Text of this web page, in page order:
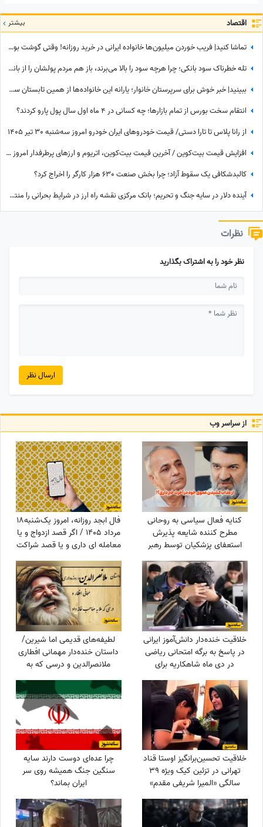
اقتصاد بیشتر
تماشا کنید| فریب خوردن میلیون‌ها خانواده ایرانی در خرید روزانه! وقتی گوشت بوفالو به جای گوشت گوساله سر از سفره مردم درمی‌آورد!
تله خطرناک سود بانکی؛ چرا هرچه سود را بالا می‌برند، باز هم مردم پولشان را از بانکها برمی‌دارند؟
ببینید| خبر خوش برای سرپرستان خانوار؛ یارانه این خانواده‌ها از همین تابستان سه برابر می‌شود!
انتقام سخت بورس از تمام بازارها؛ چه کسانی در 4 ماه اول سال پول پارو کردند؟
از رانا پلاس تا تارا دستی/ قیمت خودرو‌های ایران خودرو امروز سه‌شنبه 30 تیر 1405
افزایش قیمت بیت‌کوین / آخرین قیمت بیت‌‌کوین، اتریوم و ارزهای پرطرفدار امروز سه‌شنبه 30 تیر 1405
کالبدشکافی یک سقوط آزاد؛ چرا بخش صنعت 630 هزار کارگر را اخراج کرد؟
آینده دلار در سایه جنگ و تحریم؛ بانک مرکزی نقشه راه ارز در شرایط بحرانی را منتشر کرد
نظرات
نظر خود را به اشتراک بگذارید
ارسال نظر
از سراسر وب
کنایه فعال سیاسی به روحانی
مطرح کننده شایعه پذیرش
استعفای پزشکیان توسط رهبر
بیت رهبری جلوگیری نکردی؟
فال ابجد روزانه، امروز یک‌شنبه18
مرداد 1405 / اگر قصد ازدواج و یا
معامله ای داری و یا قصد شراکت
خلاقیت خنده‌دار دانش‌آموز ایرانی
در پاسخ به برگه امتحانی ریاضی
در دی ماه شاهکاریه برای
اینجوری معنی آمار رو نفهمیده
بودم😂
لطیفه‌های قدیمی اما شیرین/
داستان خنده‌دار مهمانی افطاری
ملانصرالدین و درسی که به
خلاقیت تحسین‌برانگیز اوستا قناد
تهرانی در تزئین کیک ویژه 39
سالگی «المیرا شریفی مقدم»
حماسه آفرید/ آقا واگعیه یا
کیکه؟😂
چرا عده‌ای دوست دارند سایه
سنگین جنگ همیشه روی سر
ایران بماند؟